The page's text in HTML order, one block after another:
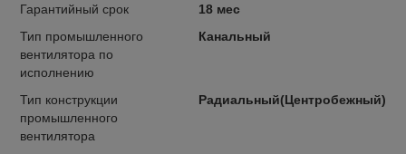
Гарантийный срок
18 мес
Тип промышленного
вентилятора по
исполнению
Канальный
Тип конструкции
промышленного
вентилятора
Радиальный(Центробежный)